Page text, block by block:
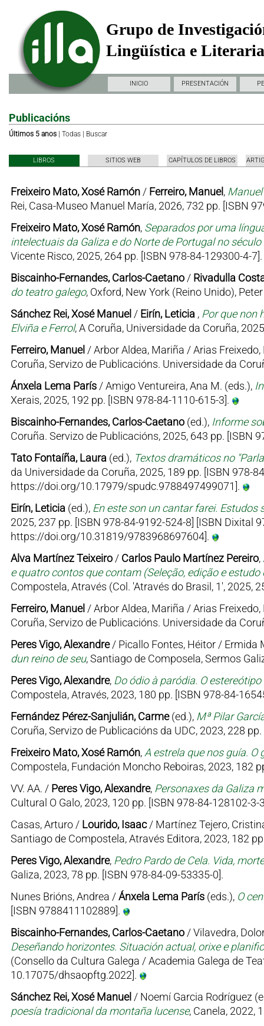
Grupo de
Lingüística e
INICIO PRESENTACIÓN
Publicacións
Últimos 5 anos| Todas| Buscar
LIBROS SITIOS WEB CAPÍTULOS DE LIBROS
Freixeiro Mato, Xosé Ramón/ Ferreiro, Manuel,
Rei, Casa-Museo Manuel María, 2026, 732 pp. [ISBN
Freixeiro Mato, Xosé Ramón, Separados por uma
intelectuais da Galiza e do Norte de Portugal no
Vicente Risco, 2025, 264 pp. [ISBN 978-84-129300-4-7].
Biscainho-Fernandes, Carlos-Caetano/ Rivadulla
do teatro galego, Oxford, New York (Reino Unido),
Sánchez Rei, Xosé Manuel / Eirín, Leticia , Por que non
Elviña e Ferrol, A Coruña, Universidade da Coruña,
Ferreiro, Manuel / Arbor Aldea, Mariña / Arias
Coruña, Servizo de Publicacións. Universidade da
Ánxela Lema París/ Amigo Ventureira, Ana M. (eds.),
Xerais, 2025, 192 pp. [ISBN 978-84-1110-615-3].
Biscainho-Fernandes, Carlos-Caetano(ed.), Informe
Coruña. Servizo de Publicacións, 2025, 643 pp.
Tato Fontaíña, Laura (ed.), Textos dramáticos no
da Universidade da Coruña, 2025, 189 pp. [ISBN 978-
https://doi.org/10.17979/spudc.9788497499071].
Eirín, Leticia (ed.), En este son un cantar farei.
2025, 237 pp. [ISBN 978-84-9192-524-8] [ISBN Dixital
https://doi.org/10.31819/9783968697604].
Alva Martínez Teixeiro/ Carlos Paulo Martínez Pereiro,
e quatro contos que contam (Seleção, edição e
Compostela, Através (Col. 'Através do Brasil, 1', 2025,
Ferreiro, Manuel / Arbor Aldea, Mariña / Arias
Coruña, Servizo de Publicacións. Universidade da
Peres Vigo, Alexandre/ Picallo Fontes, Héitor / Ermida
dun reino de seu, Santiago de Composela, Sermos
Peres Vigo, Alexandre, Do ódio à paródia. O
Compostela, Através, 2023, 180 pp. [ISBN 978-84-
Fernández Pérez-Sanjulián, Carme(ed.), Mª Pilar
Coruña, Servizo de Publicacións da UDC, 2023, 228
Freixeiro Mato, Xosé Ramón, A estrela que nos guía.
Compostela, Fundación Moncho Reboiras, 2023, 182
VV. AA. / Peres Vigo, Alexandre, Personaxes da Galiza
Cultural O Galo, 2023, 120 pp. [ISBN 978-84-128102-3-
Casas, Arturo / Lourido, Isaac/ Martínez Tejero,
Santiago de Compostela, Através Editora, 2023, 182
Peres Vigo, Alexandre, Pedro Pardo de Cela. Vida,
Galiza, 2023, 78 pp. [ISBN 978-84-09-53335-0].
Nunes Brións, Andrea /Ánxela Lema París(eds.), O
[ISBN 9788411102889].
Biscainho-Fernandes, Carlos-Caetano/ Vilavedra,
Deseñando horizontes. Situación actual, orixe e
(Consello da Cultura Galega / Academia Galega de
10.17075/dhsaopftg.2022].
Sánchez Rei, Xosé Manuel / Noemí Garcia Rodríguez
poesía tradicional da montaña lucense, Canela, 2022,